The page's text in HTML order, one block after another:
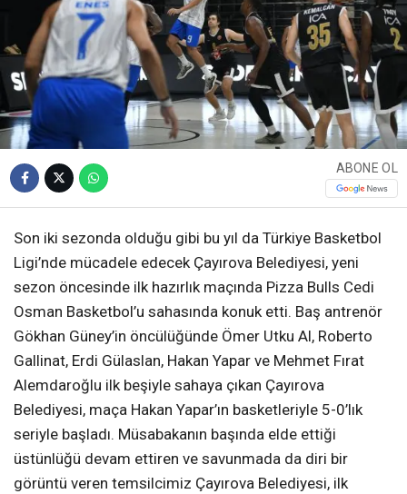
ABONE OL
Son iki sezonda olduğu gibi bu yıl da Türkiye Basketbol
Ligi’nde mücadele edecek Çayırova Belediyesi, yeni
sezon öncesinde ilk hazırlık maçında Pizza Bulls Cedi
Osman Basketbol’u sahasında konuk etti. Baş antrenör
Gökhan Güney’in öncülüğünde Ömer Utku Al, Roberto
Gallinat, Erdi Gülaslan, Hakan Yapar ve Mehmet Fırat
Alemdaroğlu ilk beşiyle sahaya çıkan Çayırova
Belediyesi, maça Hakan Yapar’ın basketleriyle 5-0’lık
seriyle başladı. Müsabakanın başında elde ettiği
üstünlüğü devam ettiren ve savunmada da diri bir
görüntü veren temsilcimiz Çayırova Belediyesi, ilk